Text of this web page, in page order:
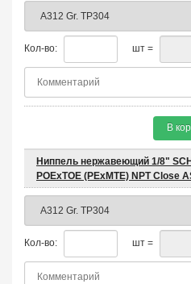
Кол-во: шт =
В
Ниппель нержавеющий 1/8"
POEхTOE (PEхMTE) NPT Close
Кол-во: шт =